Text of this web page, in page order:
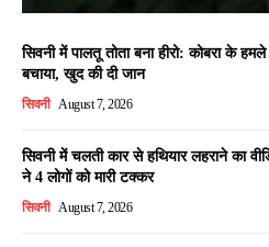
सिवनी में पालतू तोता बना हीरो: कोबरा के
बचाया, खुद की दी जान
सिवनी August 7, 2026
सिवनी में चलती कार से हथियार लहराने का
ने 4 लोगों को मारी टक्कर
सिवनी August 7, 2026